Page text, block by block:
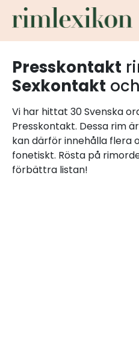
Presskontakt
Sexkontakt
Vi har hittat 30 Svenska
Presskontakt. Dessa rim
kan därför innehålla flera
fonetiskt. Rösta på
förbättra listan!